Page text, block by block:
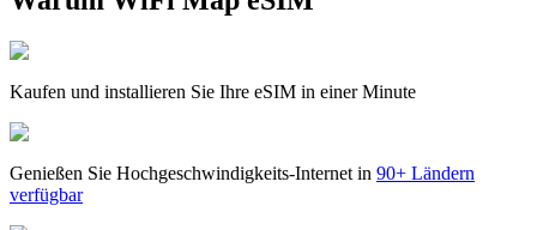
Kaufen und installieren Sie Ihre eSIM in einer Minute
Genießen Sie Hochgeschwindigkeits-Internet in 90+ Ländern
verfügbar